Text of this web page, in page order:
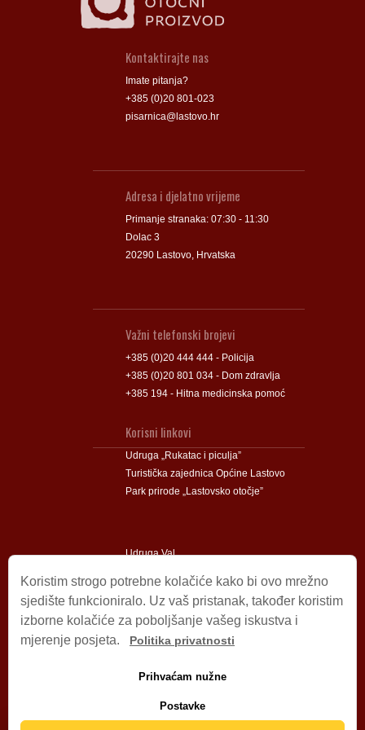
Kontaktirajte nas
Imate pitanja?
+385 (0)20 801-023
pisarnica@lastovo.hr
Adresa i djelatno vrijeme
Primanje stranaka: 07:30 - 11:30
Dolac 3
20290 Lastovo, Hrvatska
Važni telefonski brojevi
+385 (0)20 444 444 - Policija
+385 (0)20 801 034 - Dom zdravlja
+385 194 - Hitna medicinska pomoć
Korisni linkovi
Udruga „Rukatac i piculja”
Turistička zajednica Općine Lastovo
Park prirode „Lastovsko otočje”
Udruga Val
Impressum
© 2009 – 2026 Općina Lastovo.
Izjava o privatnosti
Izjava o pristupačnosti.
Koristim strogo potrebne kolačiće kako bi ovo mrežno
sjedište funkcioniralo. Uz vaš pristanak, također koristim
izborne kolačiće za poboljšanje vašeg iskustva i
mjerenje posjeta.
Politika privatnosti
Prihvaćam nužne
Postavke